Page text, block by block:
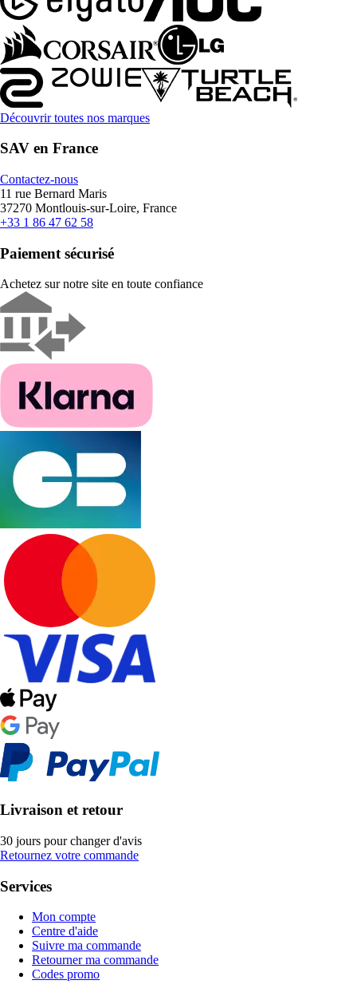
Découvrir toutes nos marques
SAV en France
Contactez-nous
11 rue Bernard Maris
37270 Montlouis-sur-Loire, France
+33 1 86 47 62 58
Paiement sécurisé
Achetez sur notre site en toute confiance
Livraison et retour
30 jours pour changer d'avis
Retournez votre commande
Services
Mon compte
Centre d'aide
Suivre ma commande
Retourner ma commande
Codes promo